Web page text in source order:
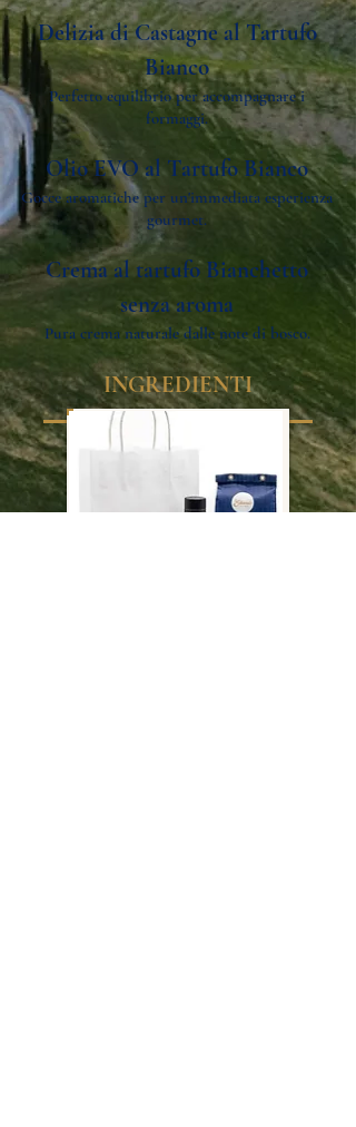
Delizia di Castagne al Tartufo
Bianco
Perfetto equilibrio per accompagnare i
formaggi.
Olio EVO al Tartufo Bianco
Gocce aromatiche per un'immediata esperienza
gourmet.
Crema al tartufo Bianchetto
senza aroma
Pura crema naturale dalle note di bosco.
INGREDIENTI